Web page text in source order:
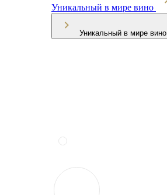
Уникальный в мире вино
Уникальный в мире вино